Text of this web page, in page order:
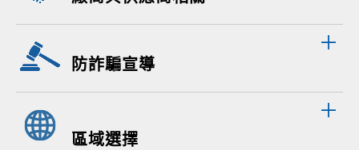
防詐騙宣導
區域選擇